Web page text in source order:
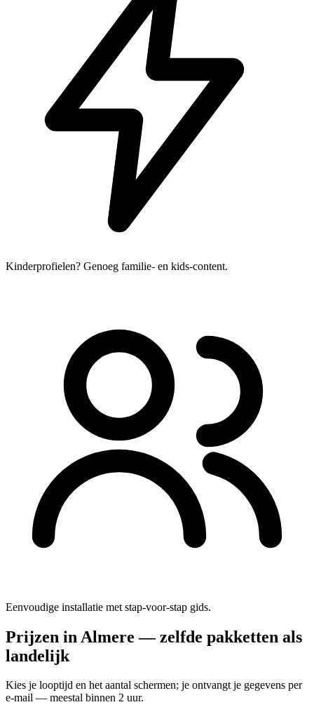
Kinderprofielen? Genoeg familie- en kids-content.
Eenvoudige installatie met stap-voor-stap gids.
Prijzen in Almere — zelfde pakketten als
landelijk
Kies je looptijd en het aantal schermen; je ontvangt je gegevens per
e-mail — meestal binnen 2 uur.